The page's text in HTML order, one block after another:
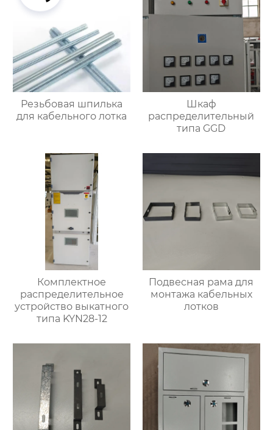
Резьбовая шпилька
для кабельного лотка
Шкаф
распределительный
типа GGD
Комплектное
распределительное
устройство выкатного
типа KYN28-12
Подвесная рама для
монтажа кабельных
лотков